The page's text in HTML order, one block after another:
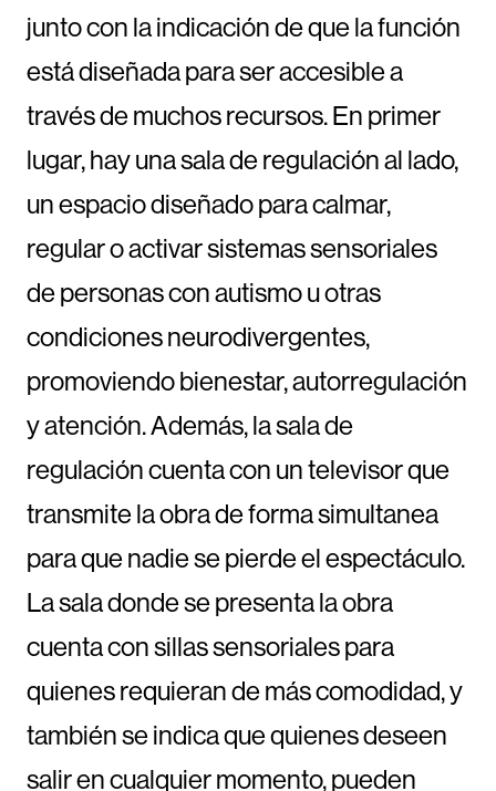
junto con la indicación de que la función
está diseñada para ser accesible a
través de muchos recursos. En primer
lugar, hay una sala de regulación al lado,
un espacio diseñado para calmar,
regular o activar sistemas sensoriales
de personas con autismo u otras
condiciones neurodivergentes,
promoviendo bienestar, autorregulación
y atención. Además, la sala de
regulación cuenta con un televisor que
transmite la obra de forma simultanea
para que nadie se pierde el espectáculo.
La sala donde se presenta la obra
cuenta con sillas sensoriales para
quienes requieran de más comodidad, y
también se indica que quienes deseen
salir en cualquier momento, pueden